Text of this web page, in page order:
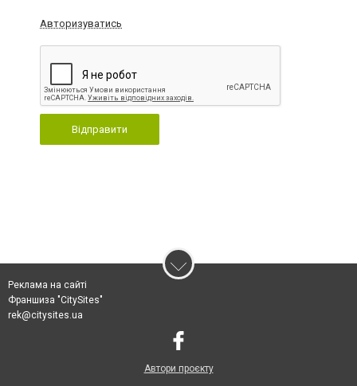
Авторизуватись
Відправити
Реклама на сайті
Франшиза "CitySites"
rek@citysites.ua
Автори проєкту